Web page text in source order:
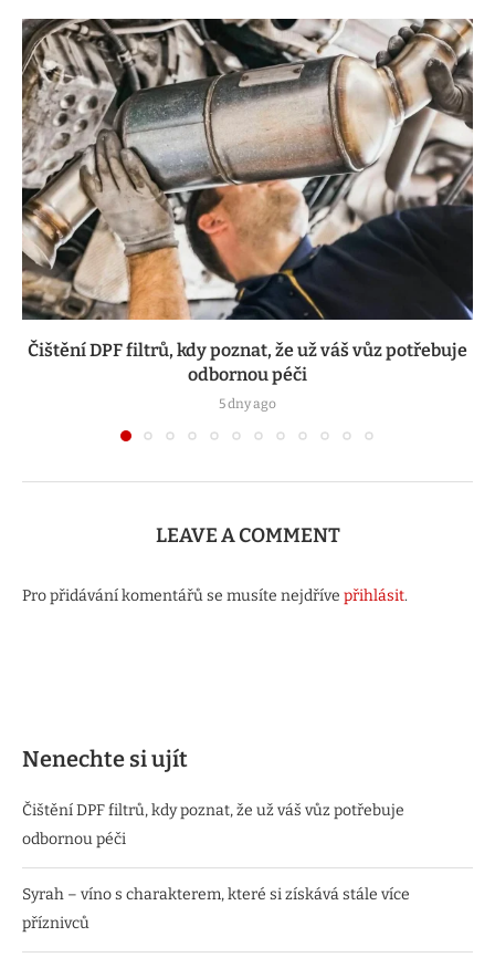
Čištění DPF filtrů, kdy poznat, že už váš vůz potřebuje
odbornou péči
5 dny ago
LEAVE A COMMENT
Pro přidávání komentářů se musíte nejdříve přihlásit.
Nenechte si ujít
Čištění DPF filtrů, kdy poznat, že už váš vůz potřebuje
odbornou péči
Syrah – víno s charakterem, které si získává stále více
příznivců